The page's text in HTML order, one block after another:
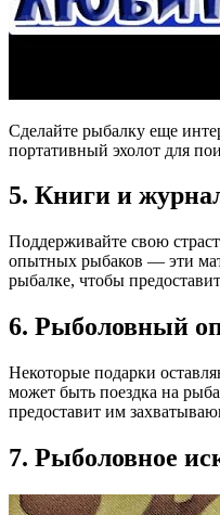
Сделайте рыбалку еще
портативный эхолот для
5. Книги и
Поддерживайте свою
опытных рыбаков — эти
рыбалке, чтобы
6. Рыболовный
Некоторые подарки
может быть поездка на
предоставит им
7. Рыболовное